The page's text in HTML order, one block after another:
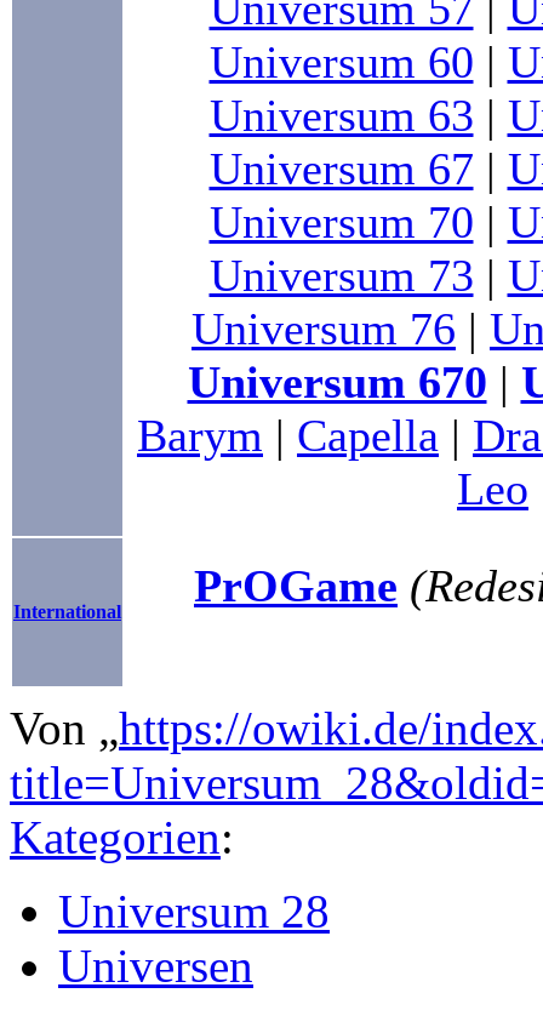
Universum 60 |
Universum 63 |
Universum 67 |
Universum 70 |
Universum 73 |
Universum 76 |
Universum 670 |
Barym | Capella |
Leo
International
PrOGame
Von „https://owiki.de/
Kategorien:
Universum 28
Universen